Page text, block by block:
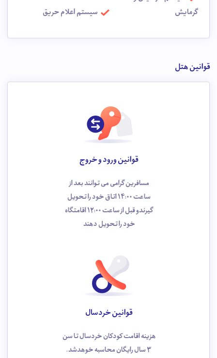
گرمایش
سیستم اعلام حریق
قوانین هتل
قوانین ورود و خروج
مسافرین گرامی می توانند بعد از
ساعت 14:00 اتاق خود را تحویل
گیرندو قبل از ساعت 12:00 اقامتگاه
خود را تحویل دهند
قوانین خردسال
هزینه اقامت کودکان خردسال تا سن
3 سال رایگان محاسبه خوهد‌شد.